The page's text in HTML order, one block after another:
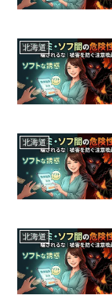
北海道
北海道
北海道